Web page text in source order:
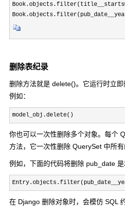
删除表纪录
删除方法就是 delete()。它运行时立即
例如：
model_obj.delete()
你也可以一次性删除多个对象。每个
方法，它一次性删除 QuerySet 中所有
例如，下面的代码将删除 pub_date 是
在 Django 删除对象时，会模仿 SQL